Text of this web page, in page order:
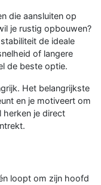
die aansluiten op
je rustig opbouwen?
de ideale
of langere
de beste optie.
Het belangrijkste
en je motiveert om
herken je direct
loopt om zijn hoofd